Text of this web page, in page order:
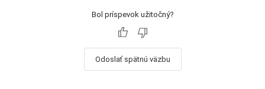
Bol príspevok užitočný?
Odoslať spätnú väzbu